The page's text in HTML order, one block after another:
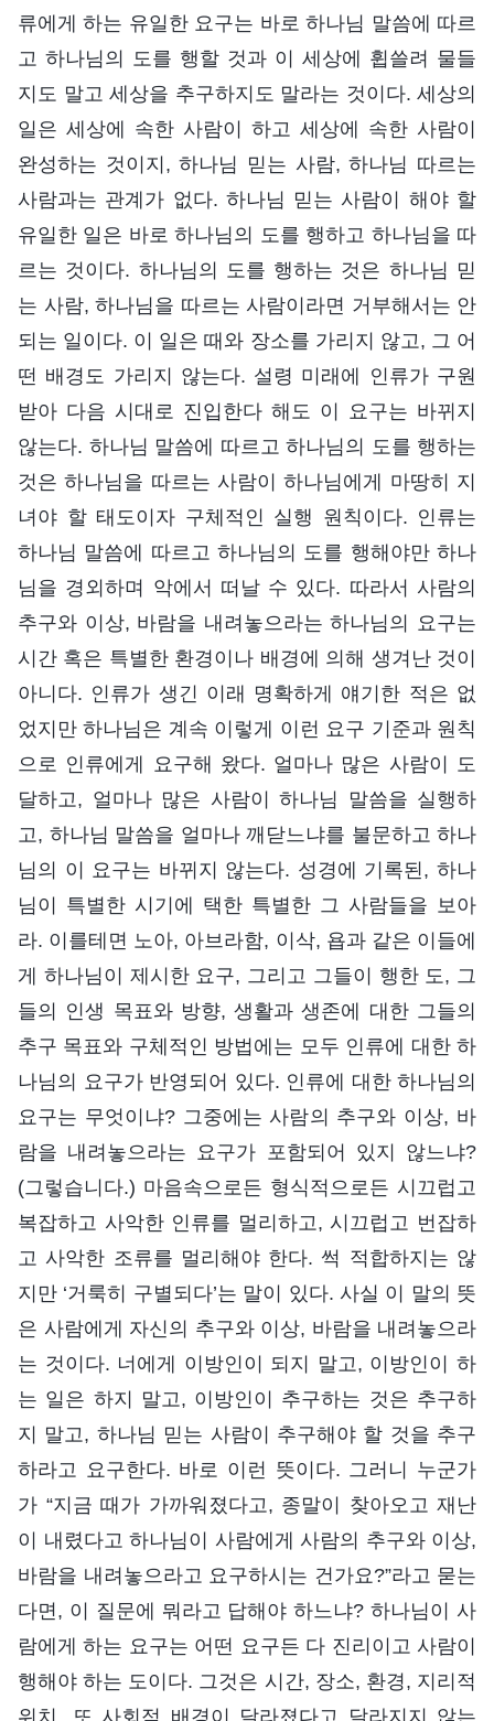
류에게 하는 유일한 요구는 바로 하나님 말씀에 따르
고 하나님의 도를 행할 것과 이 세상에 휩쓸려 물들
지도 말고 세상을 추구하지도 말라는 것이다. 세상의
일은 세상에 속한 사람이 하고 세상에 속한 사람이
완성하는 것이지, 하나님 믿는 사람, 하나님 따르는
사람과는 관계가 없다. 하나님 믿는 사람이 해야 할
유일한 일은 바로 하나님의 도를 행하고 하나님을 따
르는 것이다. 하나님의 도를 행하는 것은 하나님 믿
는 사람, 하나님을 따르는 사람이라면 거부해서는 안
되는 일이다. 이 일은 때와 장소를 가리지 않고, 그 어
떤 배경도 가리지 않는다. 설령 미래에 인류가 구원
받아 다음 시대로 진입한다 해도 이 요구는 바뀌지
않는다. 하나님 말씀에 따르고 하나님의 도를 행하는
것은 하나님을 따르는 사람이 하나님에게 마땅히 지
녀야 할 태도이자 구체적인 실행 원칙이다. 인류는
하나님 말씀에 따르고 하나님의 도를 행해야만 하나
님을 경외하며 악에서 떠날 수 있다. 따라서 사람의
추구와 이상, 바람을 내려놓으라는 하나님의 요구는
시간 혹은 특별한 환경이나 배경에 의해 생겨난 것이
아니다. 인류가 생긴 이래 명확하게 얘기한 적은 없
었지만 하나님은 계속 이렇게 이런 요구 기준과 원칙
으로 인류에게 요구해 왔다. 얼마나 많은 사람이 도
달하고, 얼마나 많은 사람이 하나님 말씀을 실행하
고, 하나님 말씀을 얼마나 깨닫느냐를 불문하고 하나
님의 이 요구는 바뀌지 않는다. 성경에 기록된, 하나
님이 특별한 시기에 택한 특별한 그 사람들을 보아
라. 이를테면 노아, 아브라함, 이삭, 욥과 같은 이들에
게 하나님이 제시한 요구, 그리고 그들이 행한 도, 그
들의 인생 목표와 방향, 생활과 생존에 대한 그들의
추구 목표와 구체적인 방법에는 모두 인류에 대한 하
나님의 요구가 반영되어 있다. 인류에 대한 하나님의
요구는 무엇이냐? 그중에는 사람의 추구와 이상, 바
람을 내려놓으라는 요구가 포함되어 있지 않느냐?
(그렇습니다.) 마음속으로든 형식적으로든 시끄럽고
복잡하고 사악한 인류를 멀리하고, 시끄럽고 번잡하
고 사악한 조류를 멀리해야 한다. 썩 적합하지는 않
지만 ‘거룩히 구별되다’는 말이 있다. 사실 이 말의 뜻
은 사람에게 자신의 추구와 이상, 바람을 내려놓으라
는 것이다. 너에게 이방인이 되지 말고, 이방인이 하
는 일은 하지 말고, 이방인이 추구하는 것은 추구하
지 말고, 하나님 믿는 사람이 추구해야 할 것을 추구
하라고 요구한다. 바로 이런 뜻이다. 그러니 누군가
가 “지금 때가 가까워졌다고, 종말이 찾아오고 재난
이 내렸다고 하나님이 사람에게 사람의 추구와 이상,
바람을 내려놓으라고 요구하시는 건가요?”라고 묻는
다면, 이 질문에 뭐라고 답해야 하느냐? 하나님이 사
람에게 하는 요구는 어떤 요구든 다 진리이고 사람이
행해야 하는 도이다. 그것은 시간, 장소, 환경, 지리적
위치, 또 사회적 배경이 달라졌다고 달라지지 않는